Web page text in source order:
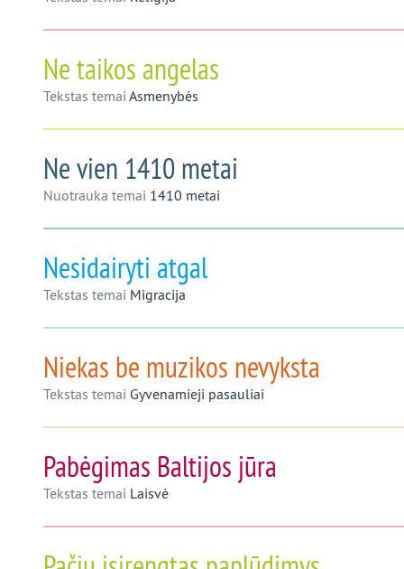
Ne taikos angelas
Tekstas temai Asmenybės
Ne vien 1410 metai
Nuotrauka temai 1410 metai
Nesidairyti atgal
Tekstas temai Migracija
Niekas be muzikos nevyksta
Tekstas temai Gyvenamieji pasauliai
Pabėgimas Baltijos jūra
Tekstas temai Laisvė